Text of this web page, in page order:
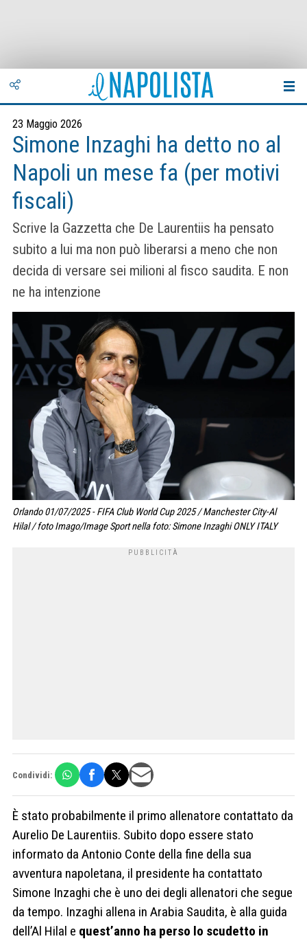
23 Maggio 2026
Simone Inzaghi ha detto no al
Napoli un mese fa (per motivi
fiscali)
Scrive la Gazzetta che De Laurentiis ha pensato
subito a lui ma non può liberarsi a meno che non
decida di versare sei milioni al fisco saudita. E non
ne ha intenzione
Orlando 01/07/2025 - FIFA Club World Cup 2025 / Manchester City-Al
Hilal / foto Imago/Image Sport nella foto: Simone Inzaghi ONLY ITALY
Condividi:
È stato probabilmente il primo allenatore contattato da
Aurelio De Laurentiis. Subito dopo essere stato
informato da Antonio Conte della fine della sua
avventura napoletana, il presidente ha contattato
Simone Inzaghi che è uno dei degli allenatori che segue
da tempo. Inzaghi allena in Arabia Saudita, è alla guida
dell’Al Hilal e quest’anno ha perso lo scudetto in